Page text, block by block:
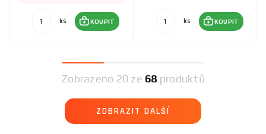
ks KOUPIT ks KOUPIT
Zobrazeno 20 ze 68 produktů
ZOBRAZIT DALŠÍ